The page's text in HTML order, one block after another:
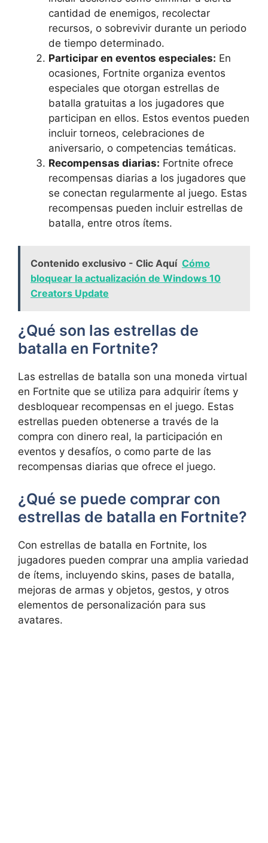
cantidad de‌ enemigos, recolectar
recursos, ⁤o sobrevivir durante ⁢un periodo
de ‌tiempo determinado.
Participar en eventos⁤ especiales: En ​
ocasiones, Fortnite ⁣organiza ​eventos‍
especiales ⁢que otorgan estrellas de
batalla gratuitas a los jugadores que
participan​ en ellos. Estos eventos ⁢pueden
incluir ‍torneos, celebraciones de
aniversario, ⁣o competencias temáticas.
Recompensas ⁣diarias: ⁣Fortnite‌ ofrece
recompensas diarias a ⁤los ‍jugadores que
se conectan regularmente al juego. Estas
recompensas pueden‌ incluir ⁢estrellas de
batalla, entre otros ítems.
Contenido exclusivo - Clic Aquí Cómo
bloquear la actualización de Windows 10
Creators Update
¿Qué son las estrellas de
batalla en Fortnite?
Las estrellas ⁣de⁤ batalla ​son una​ moneda virtual
en‍ Fortnite que se utiliza ⁣para adquirir​ ítems y
desbloquear recompensas en el⁣ juego. ⁢Estas
estrellas pueden ⁢obtenerse ⁢a⁢ través de la
compra con dinero real,​ la ⁢participación en
eventos‌ y​ desafíos, o como parte de las
recompensas diarias que ofrece⁤ el juego.
¿Qué se puede comprar con‍
estrellas ‌de batalla ‍en⁢ Fortnite?
Con estrellas ⁤de batalla en Fortnite,⁢ los
jugadores pueden comprar una ⁤amplia‌ variedad
de⁣ ítems, incluyendo skins, pases de batalla,
mejoras de armas y objetos, ⁤gestos, ⁣y otros
elementos de personalización para⁢ sus
avatares.